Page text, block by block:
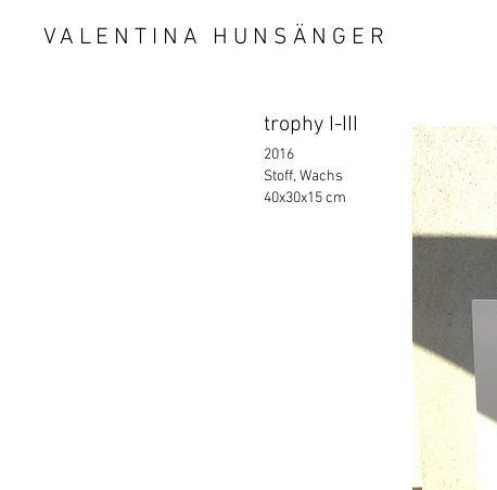
VALENTINA HUNSÄNGER
trophy I-III
2016
Stoff, Wachs
40x30x15 cm